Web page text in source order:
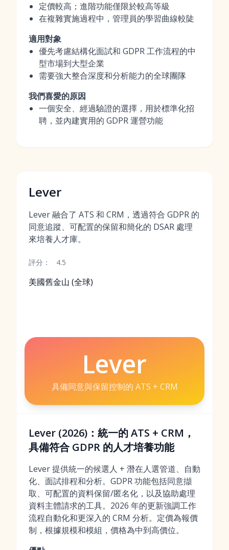
定價較高；進階功能僅限於較高等級
在複雜實施過程中，管理員的學習曲線較陡
適用對象
優先考慮結構化面試和 GDPR 工作流程的中
型市場到大型企業
需要強大整合深度和分析能力的全球團隊
我們喜愛的原因
一個安全、經過驗證的選擇，用於標準化招
聘，並內建實用的 GDPR 運營功能
Lever
Lever 融合了 ATS 和 CRM，透過符合 GDPR 的
同意追蹤、可配置的保留和簡化的 DSAR 處理
來培養人才庫。
評分： 4.5
美國舊金山 (全球)
Lever
具備同意與保留控制的 ATS + CRM
Lever (2026)：統一的 ATS + CRM，
具備符合 GDPR 的人才培養功能
Lever 提供統一的候選人 + 潛在人選管道、自動
化、面試排程和分析。GDPR 功能包括同意擷
取、可配置的資料保留/匿名化，以及協助處理
資料主體請求的工具。2026 年的更新強調工作
流程自動化和更深入的 CRM 分析。定價為報價
制，根據規模和模組，價格為中到高價位。